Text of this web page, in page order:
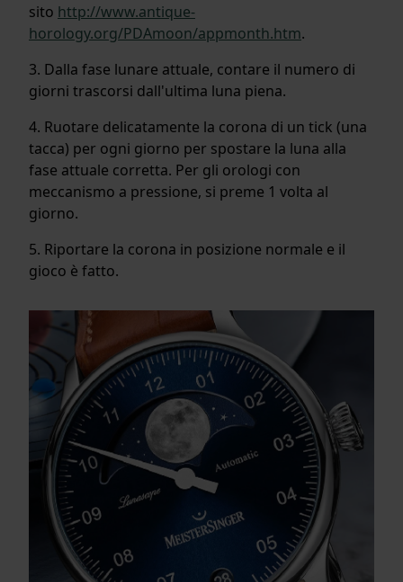
sito http://www.antique-
horology.org/PDAmoon/appmonth.htm.
3. Dalla fase lunare attuale, contare il numero di
giorni trascorsi dall'ultima luna piena.
4. Ruotare delicatamente la corona di un tick (una
tacca) per ogni giorno per spostare la luna alla
fase attuale corretta. Per gli orologi con
meccanismo a pressione, si preme 1 volta al
giorno.
5. Riportare la corona in posizione normale e il
gioco è fatto.